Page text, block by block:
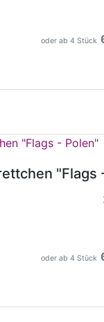
oder ab 4 Stück
"Flags
oder ab 4 Stück